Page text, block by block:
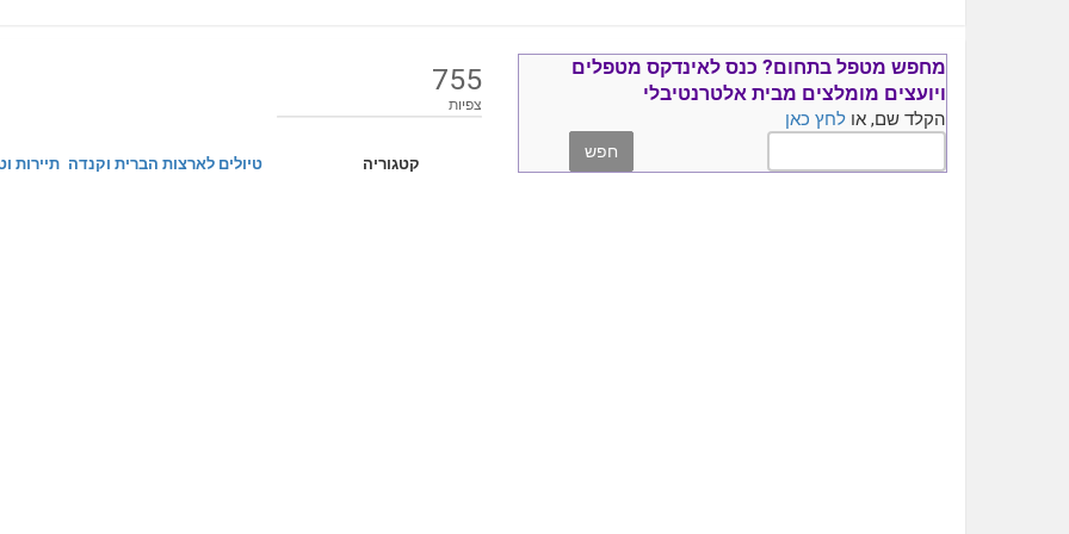
755
צפיות
קטגוריה טיולים לארצות הברית וקנדה תיירות
מחפש מטפל בתחום? כנס לאינדקס מטפלים
ויועצים מומלצים מבית אלטרנטיבלי
הקלד שם, או לחץ כאן